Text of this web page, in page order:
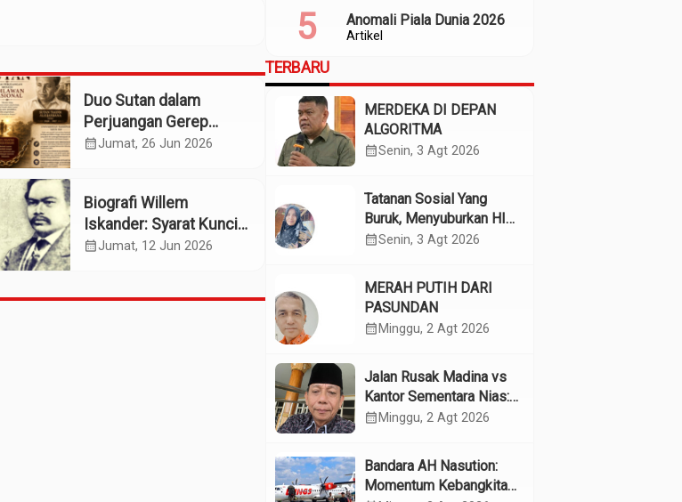
Duo Sutan dalam
Perjuangan Gerep
Institute Naik ke
calendar_monthJumat, 26 Jun 2026
Biografi Willem
Iskander: Syarat Kunci
Pengusulan Pahlawan
calendar_monthJumat, 12 Jun 2026
Artikel
Anomali Piala Dunia 2026
TERBARU
MERDEKA DI DEPAN
ALGORITMA
calendar_monthSenin, 3 Agt 2026
Tatanan Sosial Yang
Buruk, Menyuburkan HIV
Pada Remaja
calendar_monthSenin, 3 Agt 2026
MERAH PUTIH DARI
PASUNDAN
calendar_month Minggu, 2 Agt 2026
Jalan Rusak Madina vs
Kantor Sementara Nias:
Kebijakan Pilih Kasih
calendar_month Minggu, 2 Agt 2026
Bandara AH Nasution:
Momentum Kebangkitan